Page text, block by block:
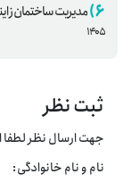
مدیریت ساختمان
۱۴۰۵
ثبت نظر
جهت ارسال نظر لطفا
نام و نام خانوادگی: